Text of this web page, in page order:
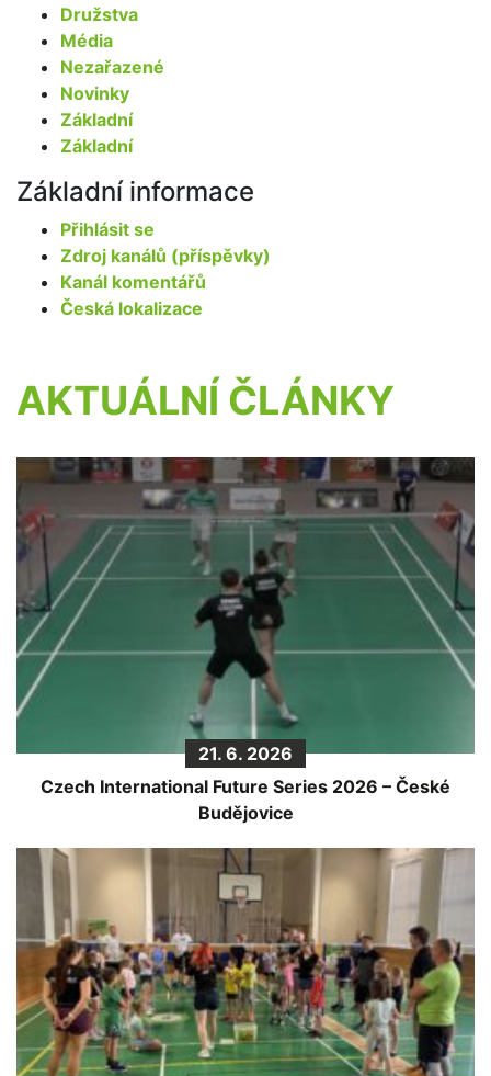
Družstva
Média
Nezařazené
Novinky
Základní
Základní
Základní informace
Přihlásit se
Zdroj kanálů (příspěvky)
Kanál komentářů
Česká lokalizace
AKTUÁLNÍ ČLÁNKY
21. 6. 2026
Czech International Future Series 2026 – České
Budějovice